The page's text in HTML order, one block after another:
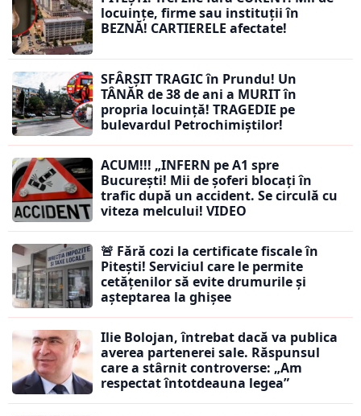
locuințe, firme sau instituții în
BEZNĂ! CARTIERELE afectate!
SFÂRȘIT TRAGIC în Prundu! Un
TÂNĂR de 38 de ani a MURIT în
propria locuință! TRAGEDIE pe
bulevardul Petrochimiștilor!
ACUM!!! „INFERN pe A1 spre
București! Mii de șoferi blocați în
trafic după un accident. Se circulă cu
viteza melcului! VIDEO
🚨 Fără cozi la certificate fiscale în
Pitești! Serviciul care le permite
cetățenilor să evite drumurile și
așteptarea la ghișee
Ilie Bolojan, întrebat dacă va publica
averea partenerei sale. Răspunsul
care a stârnit controverse: „Am
respectat întotdeauna legea”